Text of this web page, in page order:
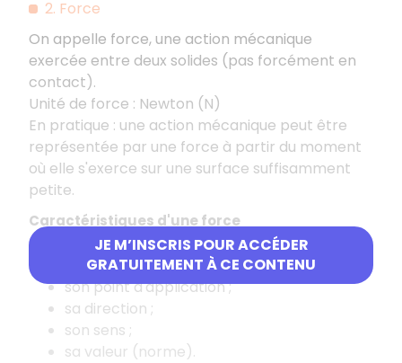
JE M’INSCRIS POUR ACCÉDER
GRATUITEMENT À CE CONTENU
2. Force
On appelle force, une action mécanique
exercée entre deux solides (pas forcément en
contact).
Unité de force : Newton (N)
En pratique : une action mécanique peut être
représentée par une force à partir du moment
où elle s'exerce sur une surface suffisamment
petite.
Caractéristiques d'une force
Elle est caractérisée par :
son point d'application ;
sa direction ;
son sens ;
sa valeur (norme).